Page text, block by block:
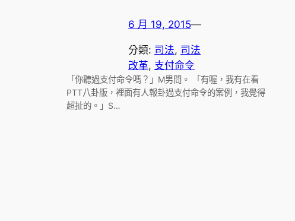
6 月 19, 2015—
分類: 司法, 司法
改革, 支付命令
「你聽過支付命令嗎？」M男問。 「有喔，我有在看
PTT八卦版，裡面有人報卦過支付命令的案例，我覺得
超扯的。」S…